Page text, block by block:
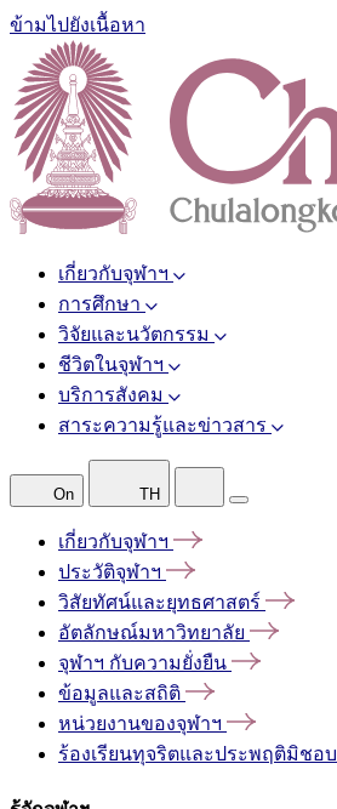
ข้ามไปยังเนื้อหา
เกี่ยวกับจุฬาฯ
การศึกษา
วิจัยและนวัตกรรม
ชีวิตในจุฬาฯ
บริการสังคม
สาระความรู้และข่าวสาร
On TH
เกี่ยวกับจุฬาฯ
ประวัติจุฬาฯ
วิสัยทัศน์และยุทธศาสตร์
อัตลักษณ์มหาวิทยาลัย
จุฬาฯ กับความยั่งยืน
ข้อมูลและสถิติ
หน่วยงานของจุฬาฯ
ร้องเรียนทุจริตและประพฤติมิชอบ